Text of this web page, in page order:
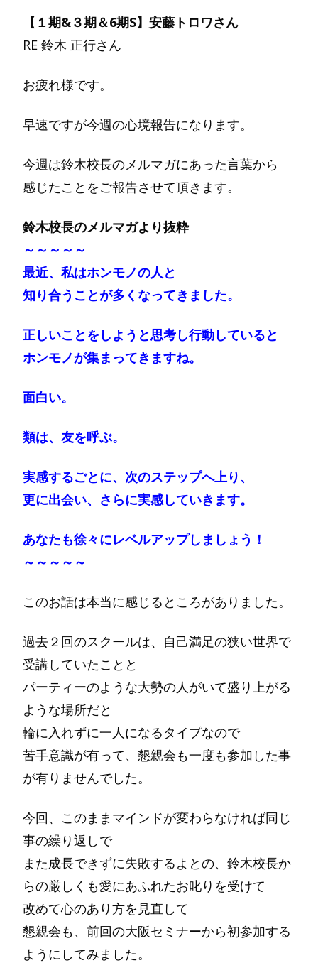
【１期&３期＆6期S】安藤トロワさん
RE 鈴木 正行さん
お疲れ様です。
早速ですが今週の心境報告になります。
今週は鈴木校長のメルマガにあった言葉から
感じたことをご報告させて頂きます。
鈴木校長のメルマガより抜粋
～～～～～
最近、私はホンモノの人と
知り合うことが多くなってきました。
正しいことをしようと思考し行動していると
ホンモノが集まってきますね。
面白い。
類は、友を呼ぶ。
実感するごとに、次のステップへ上り、
更に出会い、さらに実感していきます。
あなたも徐々にレベルアップしましょう！
～～～～～
このお話は本当に感じるところがありました。
過去２回のスクールは、自己満足の狭い世界で
受講していたことと
パーティーのような大勢の人がいて盛り上がる
ような場所だと
輪に入れずに一人になるタイプなので
苦手意識が有って、懇親会も一度も参加した事
が有りませんでした。
今回、このままマインドが変わらなければ同じ
事の繰り返しで
また成長できずに失敗するよとの、鈴木校長か
らの厳しくも愛にあふれたお叱りを受けて
改めて心のあり方を見直して
懇親会も、前回の大阪セミナーから初参加する
ようにしてみました。